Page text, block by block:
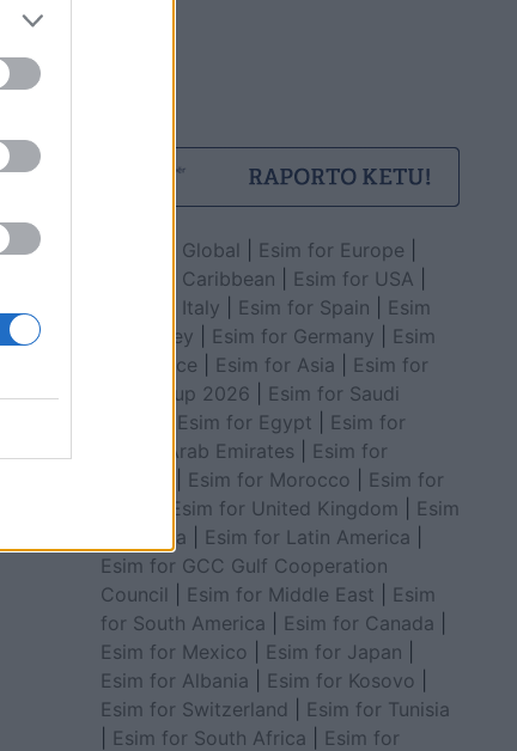
Esim for Global Esim for Europe
Esim for Caribbean
Esim for USA
Esim for Italy
Esim for Spain
Esim
for Turkey
Esim for Germany
Esim
for Greece
Esim for Asia
Esim for
World Cup 2026
Esim for Saudi
Esim for Egypt
Esim for
United Arab Emirates
Esim for
Esim for Morocco
Esim for
Esim for United Kingdom
Esim
for Africa
Esim for Latin America
Esim for GCC Gulf Cooperation
Council
Esim for Middle East
Esim
for South America
Esim for Canada
Esim for Mexico
Esim for Japan
Esim for Albania
Esim for Kosovo
Esim for Switzerland
Esim for Tunisia
Esim for South Africa
Esim for